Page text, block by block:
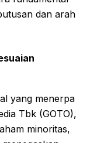
dan arah
yang menerpa
Tbk (GOTO),
minoritas,